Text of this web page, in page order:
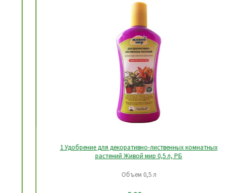
1 Удобрение для декоративно-лиственных комнатных
растений Живой мир 0,5 л, РБ
Объем 0,5 л